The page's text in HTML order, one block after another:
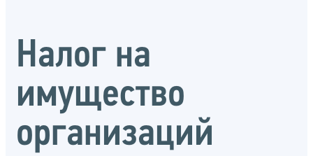
Налог на
имущество
организаций